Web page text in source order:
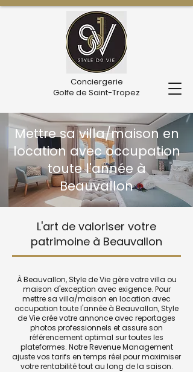
Conciergerie
Golfe de Saint-Tropez
Mettre sa villa/maison en
location avec occupation
toute l'année à
Beauvallon
L'art de valoriser votre
patrimoine à Beauvallon
À Beauvallon, Style de Vie gère votre villa ou
maison d'exception avec exigence. Pour
mettre sa villa/maison en location avec
occupation toute l'année à Beauvallon, Style
de Vie crée votre annonce avec reportages
photos professionnels et assure son
référencement optimal sur toutes les
plateformes. Notre Revenue Management
ajuste vos tarifs en temps réel pour maximiser
votre rentabilité tout au long de la saison.